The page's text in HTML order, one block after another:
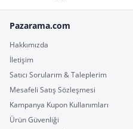
Pazarama.com
Hakkımızda
İletişim
Satıcı Sorularım & Taleplerim
Mesafeli Satış Sözleşmesi
Kampanya Kupon Kullanımları
Ürün Güvenliği